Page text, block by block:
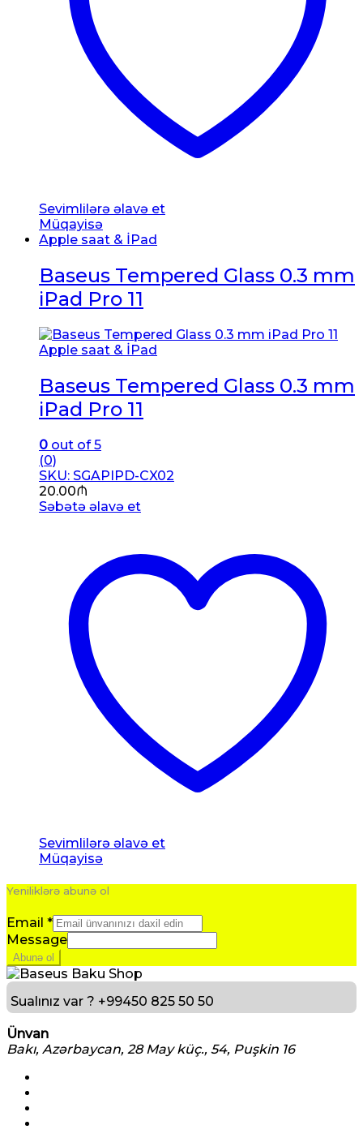
Sevimlilərə əlavə et
Müqayisə
Apple saat & İPad
Baseus Tempered Glass 0.3 mm
iPad Pro 11
Apple saat & İPad
Baseus Tempered Glass 0.3 mm
iPad Pro 11
0 out of 5
(0)
SKU: SGAPIPD-CX02
20.00₼
Səbətə əlavə et
Sevimlilərə əlavə et
Müqayisə
Yeniliklərə abunə ol
Email *
Message
Abunə ol
Sualınız var ? +99450 825 50 50
Ünvan
Bakı, Azərbaycan, 28 May küç., 54, Puşkin 16